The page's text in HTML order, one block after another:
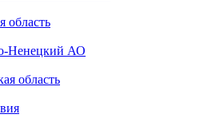
область
Ненецкий АО
область